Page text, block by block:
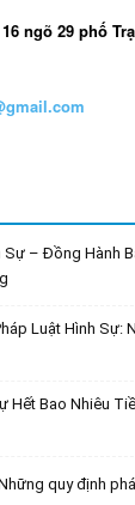
ngõ 29 phố
– Đồng Hành
Luật Hình Sự:
Hết Bao Nhiêu
quy định